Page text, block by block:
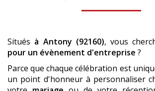
Situés à Antony (92160), vous
pour un évènement d'entreprise ?
Parce que chaque célébration est
un point d'honneur à personnaliser